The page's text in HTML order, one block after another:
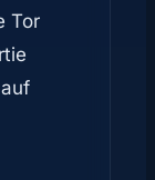
Tor